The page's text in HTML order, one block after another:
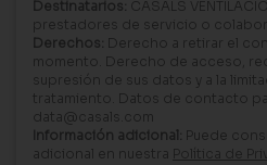
Destinatarios: CASALS
prestadores de servicio o
Derechos: Derecho a retirar el
momento. Derecho de acceso,
supresión de sus datos y a la
tratamiento. Datos de contacto
data@casals.com
Información adicional: Puede
adicional en nuestra Política de